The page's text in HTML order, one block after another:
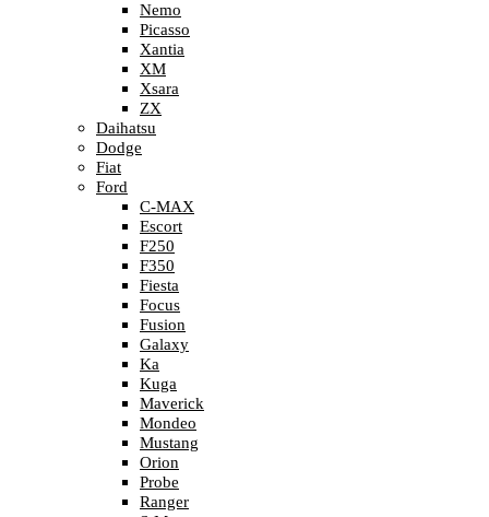
Nemo
Picasso
Xantia
XM
Xsara
ZX
Daihatsu
Dodge
Fiat
Ford
C-MAX
Escort
F250
F350
Fiesta
Focus
Fusion
Galaxy
Ka
Kuga
Maverick
Mondeo
Mustang
Orion
Probe
Ranger